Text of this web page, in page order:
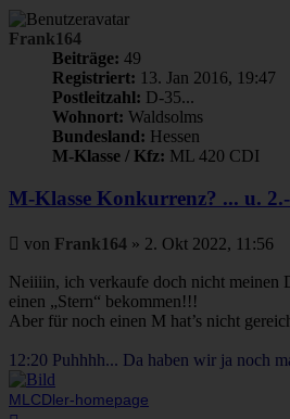
Frank164
Beiträge: 49
Registriert: 13. Jan 2016, 19:47
Postleitzahl: D-35...
Wohnort: Waldsolms
Bundesland: Hessen
M-Klasse / Kfz: ML 420 CDI
M-Klasse Konkurrenz? ... u.
Beitrag
von Frank164 » 2. Okt 2022, 11:56
Neiiiin, ich verkaufe doch nicht meinen
einen „Stern“ bekommen!!!
Aber für noch einen M hat’s nicht
12:20 Puhhhh... Da haben wir ja noch
MLCDler-homepage